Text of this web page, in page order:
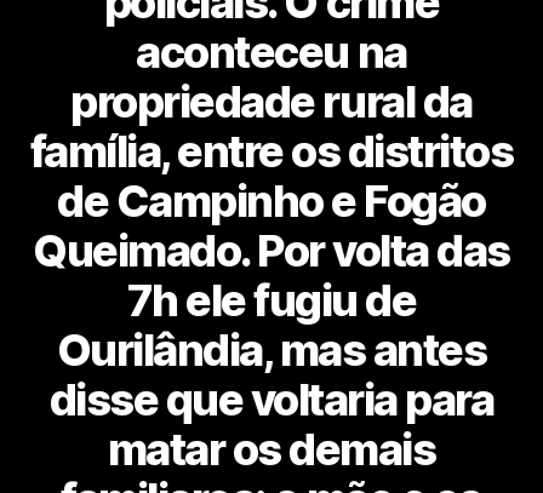
aconteceu na
propriedade rural da
família, entre os distritos
de Campinho e Fogão
Queimado. Por volta das
7h ele fugiu de
Ourilândia, mas antes
disse que voltaria para
matar os demais